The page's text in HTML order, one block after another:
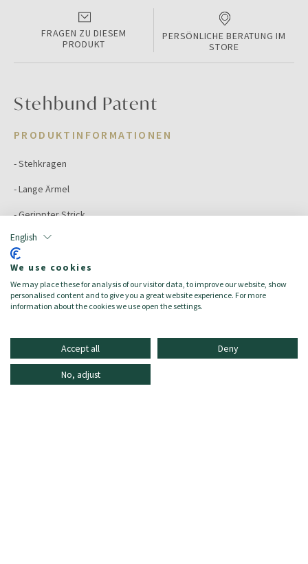
English
We use cookies
We may place these for analysis of our visitor data, to improve our website, show
personalised content and to give you a great website experience. For more
information about the cookies we use open the settings.
Accept all Deny
No, adjust
FRAGEN ZU DIESEM
PRODUKT
PERSÖNLICHE BERATUNG IM
STORE
Stehbund Patent
PRODUKTINFORMATIONEN
- Stehkragen
- Lange Ärmel
- Gerippter Strick
Color: BLACK
Größe: L
Zielgruppe:Damen/Donna